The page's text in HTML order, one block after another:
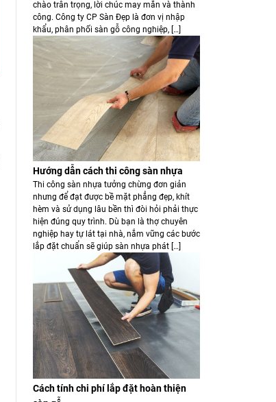
chào trân trọng, lời chúc may mắn và thành
công. Công ty CP Sàn Đẹp là đơn vị nhập
khẩu, phân phối sàn gỗ công nghiệp, […]
Hướng dẫn cách thi công sàn nhựa
Thi công sàn nhựa tưởng chừng đơn giản
nhưng để đạt được bề mặt phẳng đẹp, khít
hèm và sử dụng lâu bền thì đòi hỏi phải thực
hiện đúng quy trình. Dù bạn là thợ chuyên
nghiệp hay tự lát tại nhà, nắm vững các bước
lắp đặt chuẩn sẽ giúp sàn nhựa phát […]
Cách tính chi phí lắp đặt hoàn thiện